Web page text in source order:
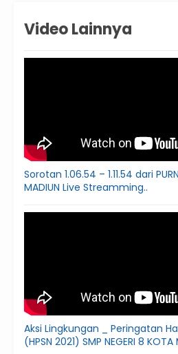
Video Lainnya
Sorotan 1.06.54 – 1.11.54 dari
MADIUN Live Streamming..
Aksi Lingkungan _ Peringatan
(HPSN 2021) SMP NEGERI 8 KOTA